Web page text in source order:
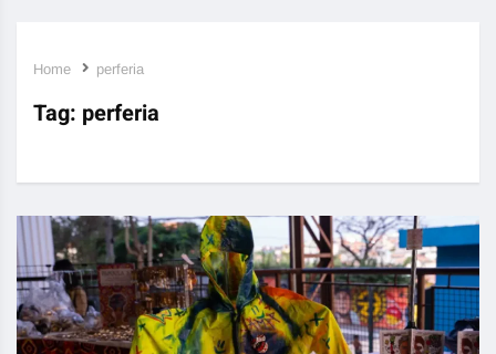
Home perferia
Tag: perferia